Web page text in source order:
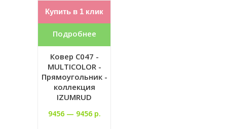
Купить в 1 клик
Подробнее
Ковер C047 -
MULTICOLOR -
Прямоугольник -
коллекция
IZUMRUD
9456 — 9456 р.